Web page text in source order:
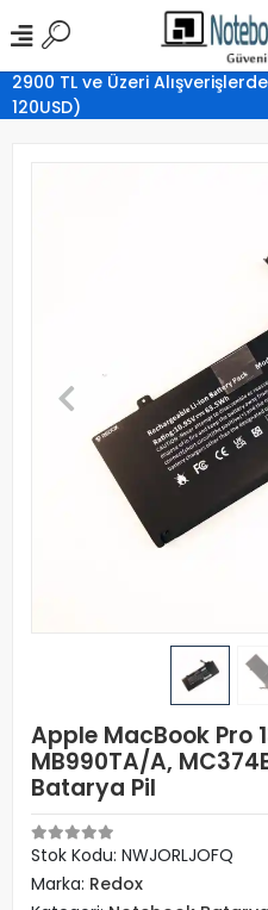
2900 TL ve Üzeri
120USD)
Apple MacBook Pro
MB990TA/A,
Batarya Pil
Stok Kodu: NWJORLJOFQ
Marka: Redox